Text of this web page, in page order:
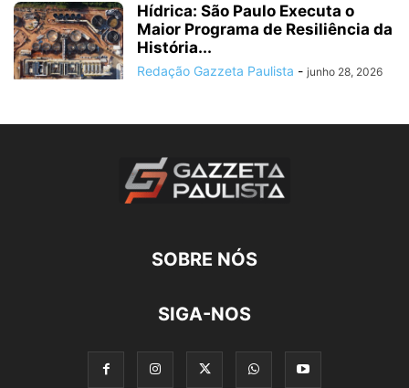
Hídrica: São Paulo Executa o
Maior Programa de Resiliência da
História...
Redação Gazzeta Paulista - junho 28, 2026
SOBRE NÓS
SIGA-NOS